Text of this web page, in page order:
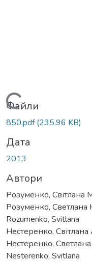
Вантажиться...
Файли
850.pdf(235.96 KB)
Дата
2013
Автори
Розуменко, Світлана
Розуменко, Светлана
Rozumenko, Svitlana
Нестеренко, Світлана
Нестеренко,
Nesterenko, Svitlana